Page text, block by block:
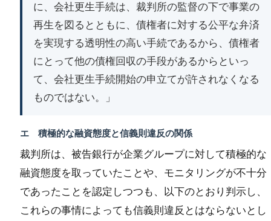
に、会社更生手続は、裁判所の監督の下で事業の
再生を図るとともに、債権者に対する公平な弁済
を実現する透明性の高い手続であるから、債権者
にとって他の債権回収の手段があるからといっ
て、会社更生手続開始の申立てが許されなくなる
ものではない。」
エ 積極的な融資態度と信義則違反の関係
裁判所は、被告銀行が企業グループに対して積極的な
融資態度を取っていたことや、モニタリングが不十分
であったことを認定しつつも、以下のとおり判示し、
これらの事情によっても信義則違反とはならないとし